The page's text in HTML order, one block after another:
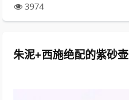
3974
朱泥+西施绝配的紫砂壶